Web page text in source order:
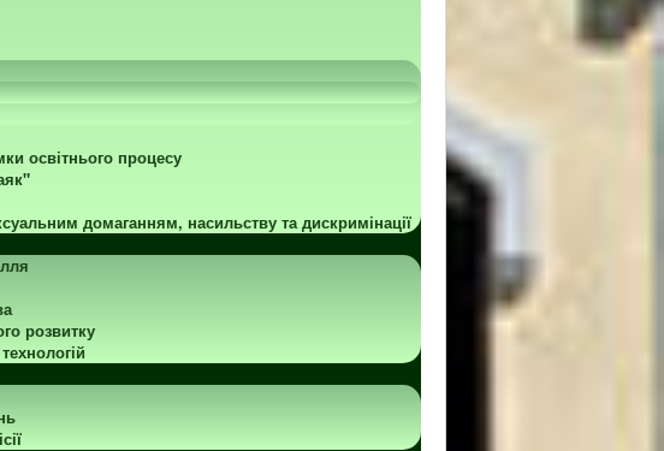
освітнього процесу
домаганням, насильству та дискримінації
розвитку